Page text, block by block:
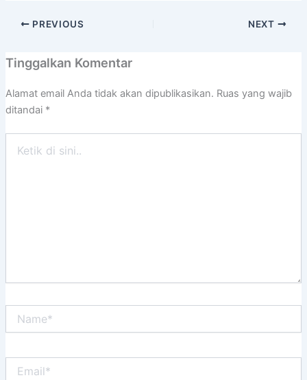
PREVIOUS NEXT
Tinggalkan Komentar
Alamat email Anda tidak akan dipublikasikan. Ruas yang wajib
ditandai *